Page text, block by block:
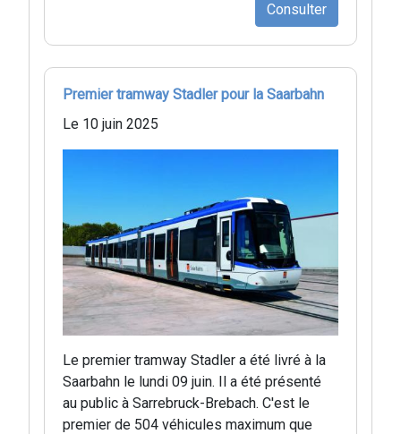
Consulter
Premier tramway Stadler pour la Saarbahn
Le 10 juin 2025
Le premier tramway Stadler a été livré à la
Saarbahn le lundi 09 juin. Il a été présenté
au public à Sarrebruck-Brebach. C'est le
premier de 504 véhicules maximum que